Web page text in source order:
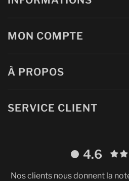
MON COMPTE
À PROPOS
SERVICE CLIENT
4.6
Nos clients nous donnent la